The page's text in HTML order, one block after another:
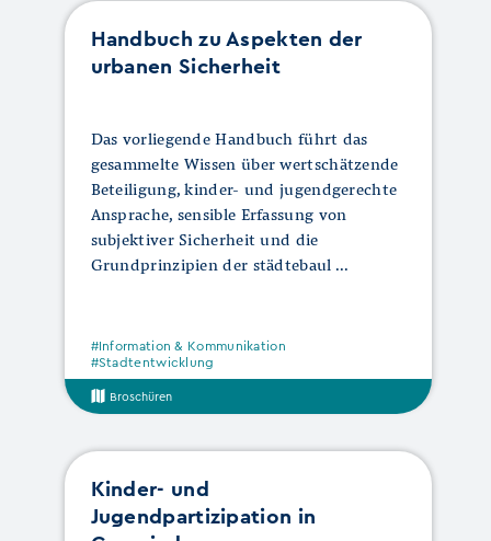
Handbuch zu Aspekten der
urbanen Sicherheit
Das vorliegende Handbuch führt das
gesammelte Wissen über wertschätzende
Beteiligung, kinder- und jugendgerechte
Ansprache, sensible Erfassung von
subjektiver Sicherheit und die
Grundprinzipien der städtebaul
#Information & Kommunikation
#Stadtentwicklung
Broschüren
Kinder- und
Jugendpartizipation in